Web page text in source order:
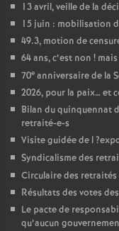
13 avril, veille de la
15 juin : mobilisation
49.3, motion de
64 ans, c’est non !
70e anniversaire de la
2026, pour la paix… et
Bilan du quinquennat
retraité-e-s
Visite guidée de l
Syndicalisme des
Circulaire des retraités
Résultats des votes
Le pacte de
qu’aucun